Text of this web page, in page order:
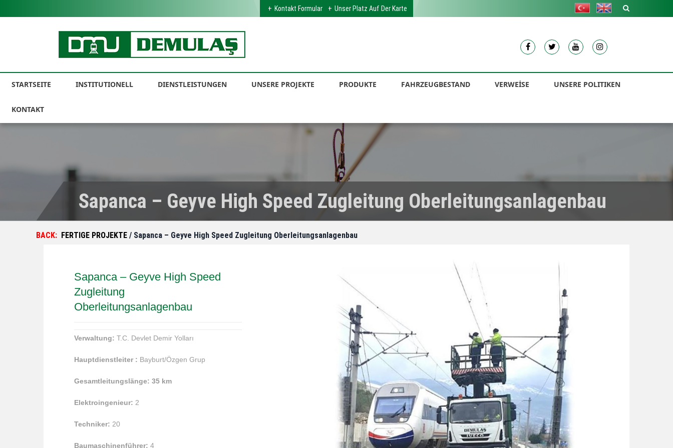
Kontakt Formular Unser Platz Auf Der Karte
STARTSEITE INSTITUTIONELL DIENSTLEISTUNGEN UNSERE PROJEKTE PRODUKTE FAHRZEUGBESTAND VERWEİSE UNSERE POLITIKEN
KONTAKT
Sapanca – Geyve High Speed ​​​​​​Zugleitung Oberleitungsanlagenbau
BACK: FERTIGE PROJEKTE / Sapanca – Geyve High Speed ​​​​​​Zugleitung Oberleitungsanlagenbau
Sapanca – Geyve High Speed ​​​​​​
Zugleitung
Oberleitungsanlagenbau
Verwaltung: T.C. Devlet Demir Yolları
Hauptdienstleiter : Bayburt/Özgen Grup
Gesamtleitungslänge: 35 km
Elektroingenieur: 2
Techniker: 20
Baumaschinenführer: 4